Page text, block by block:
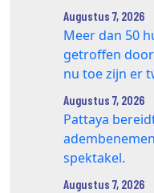
Augustus 7, 2026
Meer dan 50
getroffen
nu toe zijn er
Augustus 7, 2026
Pattaya
spektakel.
Augustus 7, 2026